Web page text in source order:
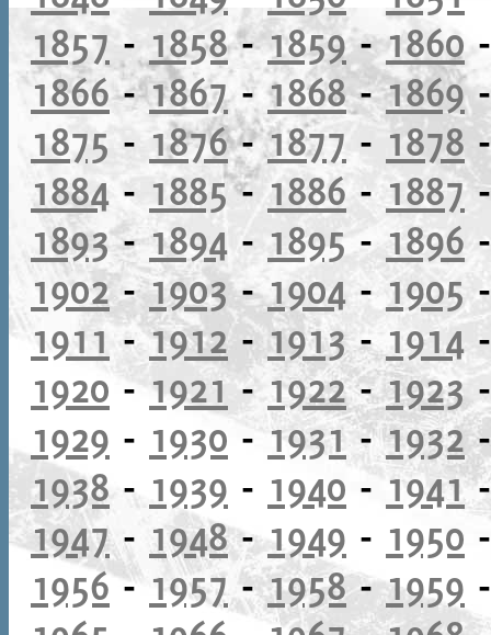
1857 - 1858-1859-1860
1866-1867- 1868-1869
1875 - 1876-1877 - 1878
1884 - 1885-1886- 1887
1893-1894 - 1895-1896
1902-1903-1904-1905
1911 -1912-1913-1914
1920 -1921- 1922-1923
1929 - 1930 -1931-1932
1938- 1939 - 1940 - 1941
1947- 1948-1949 - 1950
1956- 1957-1958-1959